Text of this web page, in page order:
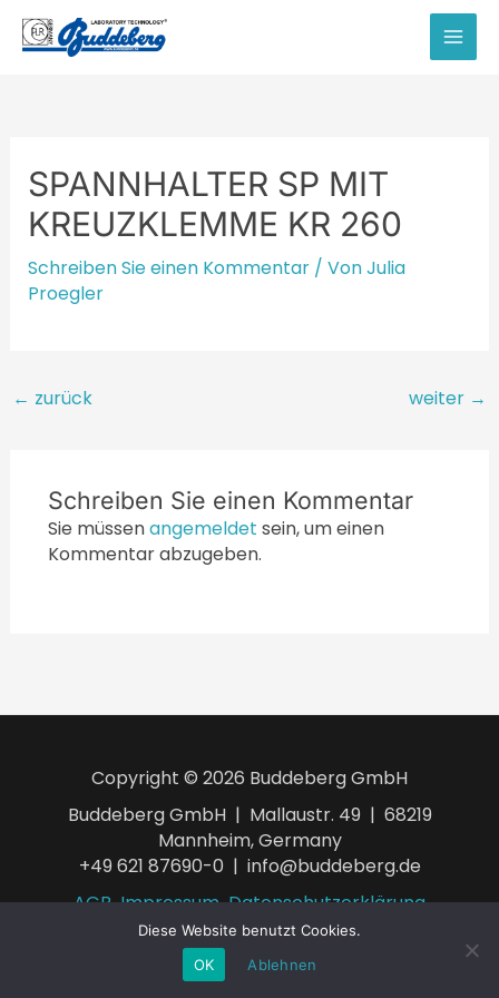
Zum
Inhalt
springen
SPANNHALTER SP MIT
KREUZKLEMME KR 260
Schreiben Sie einen Kommentar / VonJulia
Proegler
Beitragsnavigation
← zurück weiter →
Schreiben Sie einen Kommentar
Sie müssenangemeldet sein, um einen
Kommentar abzugeben.
Copyright © 2026 Buddeberg GmbH
Buddeberg GmbH | Mallaustr. 49 | 68219
Mannheim, Germany
+49 621 87690-0 | info@buddeberg.de
AGB Impressum Datenschutzerklärung
Diese Website benutzt Cookies.
OK
Ablehnen